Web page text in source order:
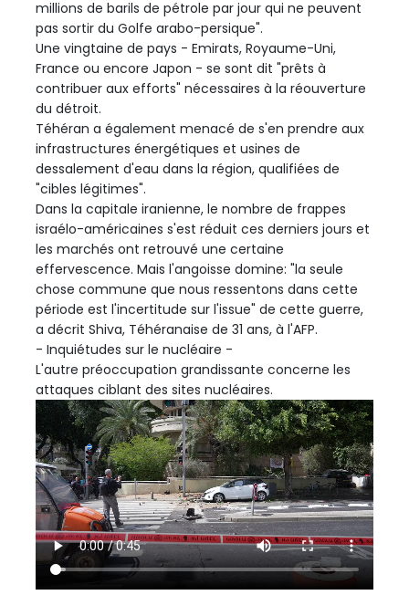
millions de barils de pétrole par jour qui ne peuvent
pas sortir du Golfe arabo-persique".
Une vingtaine de pays - Emirats, Royaume-Uni,
France ou encore Japon - se sont dit "prêts à
contribuer aux efforts" nécessaires à la réouverture
du détroit.
Téhéran a également menacé de s'en prendre aux
infrastructures énergétiques et usines de
dessalement d'eau dans la région, qualifiées de
"cibles légitimes".
Dans la capitale iranienne, le nombre de frappes
israélo-américaines s'est réduit ces derniers jours et
les marchés ont retrouvé une certaine
effervescence. Mais l'angoisse domine: "la seule
chose commune que nous ressentons dans cette
période est l'incertitude sur l'issue" de cette guerre,
a décrit Shiva, Téhéranaise de 31 ans, à l'AFP.
- Inquiétudes sur le nucléaire -
L'autre préoccupation grandissante concerne les
attaques ciblant des sites nucléaires.